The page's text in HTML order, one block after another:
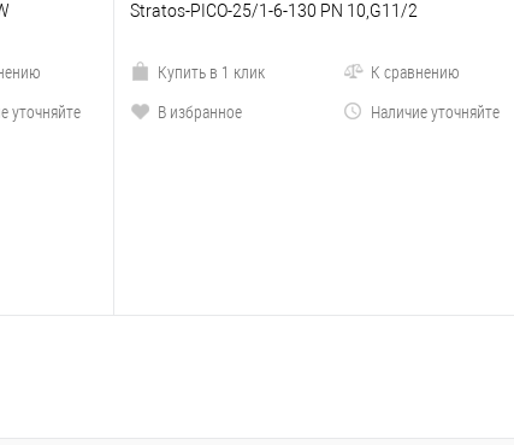
уточняйте
Stratos-PICO-25/1-6-130 PN 10,G11/2
Купить в 1 клик
К сравнению
В избранное
Наличие уточняйте